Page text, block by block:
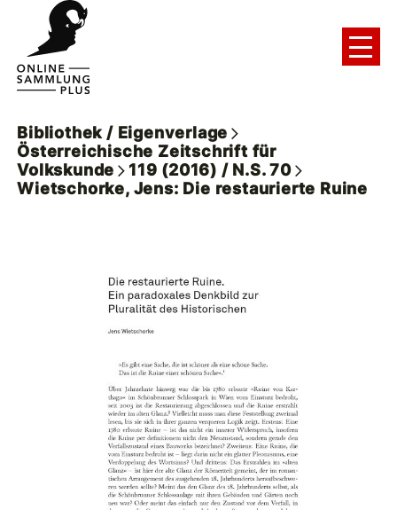
Bibliothek / Eigenverlage
Österreichische Zeitschrift für
Volkskunde
119 (2016) / N.S. 70
Wietschorke, Jens: Die restaurierte Ruine